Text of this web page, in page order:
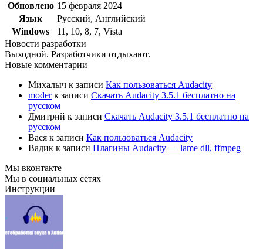
Обновлено 15 февраля 2024
Язык
Русский, Английский
Windows
11, 10, 8, 7, Vista
Новости разработки
Выходной. Разработчики отдыхают.
Новые комментарии
Михалыч к записи Как пользоваться Audacity
moderк записи Скачать Audacity 3.5.1 бесплатно на
русском
Дмитрий к записи Скачать Audacity 3.5.1 бесплатно на
русском
Вася к записи Как пользоваться Audacity
Вадик к записи Плагины Audacity — lame dll, ffmpeg
Мы вконтакте
Мы в социальных сетях
Инструкции